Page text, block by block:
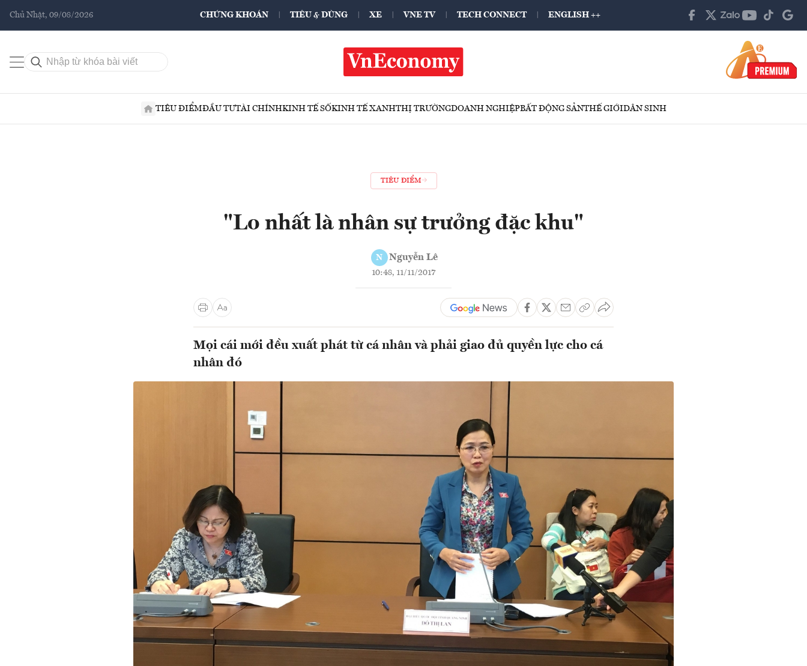
Chủ Nhật, 09/08/2026 CHỨNG KHOÁN TIÊU & DÙNG XE VNE TV TECH CONNECT ENGLISH ++
TIÊU ĐIỂMĐẦU TƯTÀI CHÍNHKINH TẾ SỐKINH TẾ XANHTHỊ TRƯỜNGDOANH NGHIỆPBẤT ĐỘNG SẢNTHẾ GIỚIDÂN SINH
TIÊU ĐIỂM
"Lo nhất là nhân sự trưởng đặc khu"
N Nguyễn Lê
10:48, 11/11/2017
Mọi cái mới đều xuất phát từ cá nhân và phải giao đủ quyền lực cho cá
nhân đó